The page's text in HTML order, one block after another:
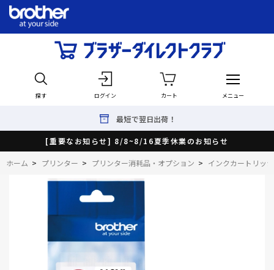
探す ログイン カート メニュー
最短で翌日出荷！
[重要なお知らせ] 8/8~8/16夏季休業のお知らせ
ホーム > プリンター > プリンター消耗品・オプション > インクカートリッジ